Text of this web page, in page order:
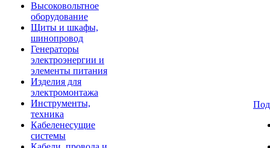
Высоковольтное
оборудование
Щиты и шкафы,
шинопровод
Генераторы
электроэнергии и
элементы питания
Изделия для
электромонтажа
Инструменты,
техника
Кабеленесущие
системы